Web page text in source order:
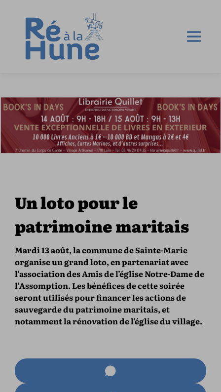
Un loto pour le
patrimoine maritais
Mardi 13 août, la commune de Sainte-Marie
organise un grand loto, en partenariat avec
l’association des Amis de l’église Notre-Dame de
l’Assomption. Les bénéfices de cette soirée
seront utilisés pour financer les actions de
sauvegarde du patrimoine maritais, et
notamment la rénovation de l’église du village.